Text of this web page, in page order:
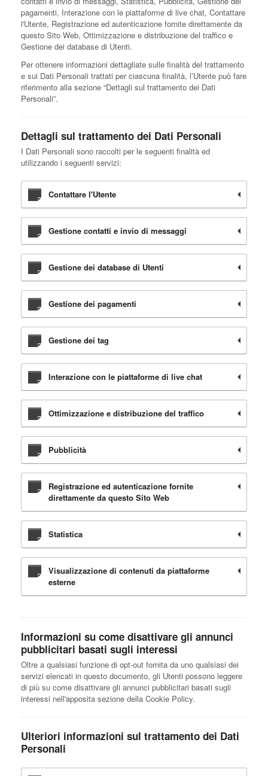
pagamenti, Interazione con le piattaforme di live chat, Contattare
l'Utente, Registrazione ed autenticazione fornite direttamente da
questo Sito Web, Ottimizzazione e distribuzione del traffico e
Gestione dei database di Utenti.
Per ottenere informazioni dettagliate sulle finalità del trattamento
e sui Dati Personali trattati per ciascuna finalità, l’Utente può fare
riferimento alla sezione “Dettagli sul trattamento dei Dati
Personali”.
Dettagli sul trattamento dei Dati Personali
I Dati Personali sono raccolti per le seguenti finalità ed
utilizzando i seguenti servizi:
Contattare l'Utente
Gestione contatti e invio di messaggi
Gestione dei database di Utenti
Gestione dei pagamenti
Gestione dei tag
Interazione con le piattaforme di live chat
Ottimizzazione e distribuzione del traffico
Pubblicità
Registrazione ed autenticazione fornite
direttamente da questo Sito Web
Statistica
Visualizzazione di contenuti da piattaforme
esterne
Informazioni su come disattivare gli annunci
pubblicitari basati sugli interessi
Oltre a qualsiasi funzione di opt-out fornita da uno qualsiasi dei
servizi elencati in questo documento, gli Utenti possono leggere
di più su come disattivare gli annunci pubblicitari basati sugli
interessi nell'apposita sezione della Cookie Policy.
Ulteriori informazioni sul trattamento dei Dati
Personali